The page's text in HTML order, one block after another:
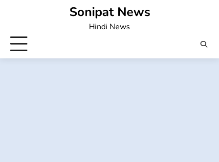
Sonipat News
Hindi News